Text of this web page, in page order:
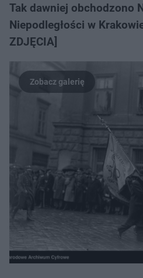
Tak dawniej obchodzono
Niepodległości w
ZDJĘCIA]